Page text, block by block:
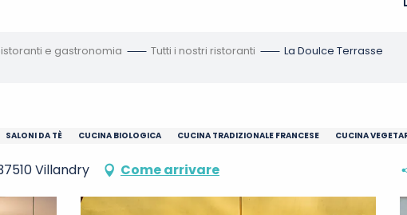
e gastronomia Tutti i nostri ristoranti La Doulce Terrasse
SALONI DA TÈ CUCINA BIOLOGICA CUCINA TRADIZIONALE FRANCESE CUCINA
Villandry Come arrivare